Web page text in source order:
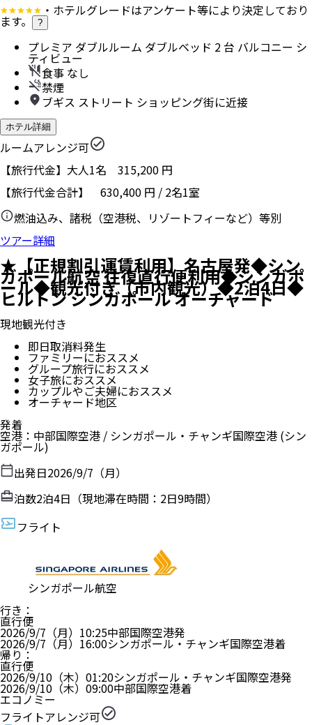
・ホテルグレードはアンケート等により決定しており
ます。 ?
プレミア ダブルルーム ダブルベッド 2 台 バルコニー シ
ティビュー
食事 なし
禁煙
ブギス ストリート ショッピング街に近接
ホテル詳細
ルームアレンジ可
【旅行代金】大人1名 315,200 円
【旅行代金合計】 630,400 円 / 2名1室
燃油込み、諸税（空港税、リゾートフィーなど）等別
ツアー詳細
★【正規割引運賃利用】名古屋発◆シン
ガポール航空 往復直行便利用◆シンガポ
ール◆観光付き（市内観光）◆2泊4日◆
ヒルトン シンガポール オーチャード
現地観光付き
即日取消料発生
ファミリーにおススメ
グループ旅行におススメ
女子旅におススメ
カップルやご夫婦におススメ
オーチャード地区
発着
空港 ： 中部国際空港 / シンガポール・チャンギ国際空港 (シン
ガポール)
出発日2026/9/7（月）
泊数2泊4日（現地滞在時間： 2日9時間）
フライト
シンガポール航空
行き ：
直行便
2026/9/7（月） 10:25中部国際空港発
2026/9/7（月） 16:00シンガポール・チャンギ国際空港着
帰り ：
直行便
2026/9/10（木） 01:20シンガポール・チャンギ国際空港発
2026/9/10（木） 09:00中部国際空港着
エコノミー
フライトアレンジ可